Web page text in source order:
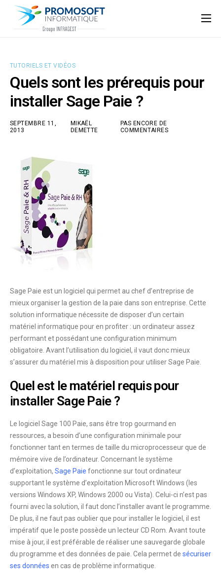
Qui sommes-nous ?
Nos ressources
Support
TUTORIELS ET VIDÉOS
Quels sont les prérequis pour
installer Sage Paie ?
SEPTEMBRE 11,
2013
MIKAËL
DEMETTE
PAS ENCORE DE
COMMENTAIRES
Sage Paie est un logiciel qui permet au chef d’entreprise de
mieux organiser la gestion de la paie dans son entreprise. Cette
solution informatique nécessite de disposer d’un certain
matériel informatique pour en profiter : un ordinateur assez
performant et possédant une configuration minimum
obligatoire. Avant l’utilisation du logiciel, il vaut donc mieux
s’assurer du matériel mis à disposition pour utiliser Sage Paie.
Quel est le matériel requis pour
installer Sage Paie ?
Le logiciel Sage 100 Paie, sans être trop gourmand en
ressources, a besoin d’une configuration minimale pour
fonctionnertant en termes de taille du microprocesseur que de
mémoire vive de l’ordinateur. Concernant le système
d’exploitation, Sage Paie fonctionne sur tout ordinateur
supportant le système d’exploitation Microsoft Windows (les
versions Windows XP, Windows 2000 ou Vista). Celui-ci n’est pas
fourni avec la solution, il faut donc l’installer avant le programme.
De plus, il ne faut pas oublier que pour installer le logiciel, il est
impératif que le poste possède un lecteur CD Rom. Avant toute
mise à jour, il est préférable de réaliser une sauvegarde globale
du programme et des données de paie. Cela permet de sécuriser
ses données en cas de problème informatique.